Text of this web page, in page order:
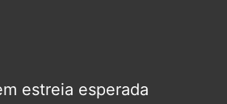
estreia esperada